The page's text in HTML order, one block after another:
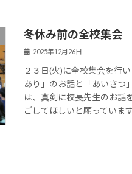
冬休み前の全校集会
2025年12月26日
２３日(火)に全校集会を行
あり」のお話と「あいさつ
は、真剣に校長先生のお話
ごしてほしいと願っていま